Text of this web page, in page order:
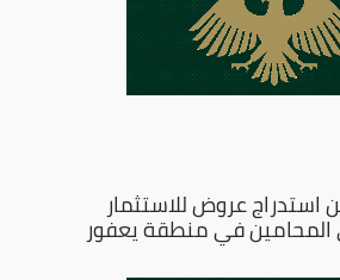
استدراج عروض للاستثمار
المحامين في منطقة يعفور